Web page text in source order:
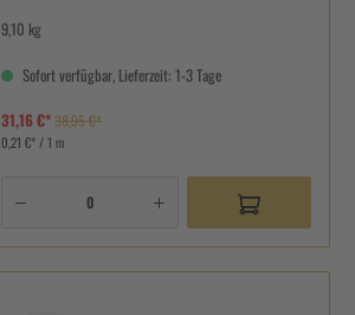
9,10 kg
Sofort verfügbar, Lieferzeit: 1-3 Tage
31,16 €*38,95 €*
0,21 €* / 1 m